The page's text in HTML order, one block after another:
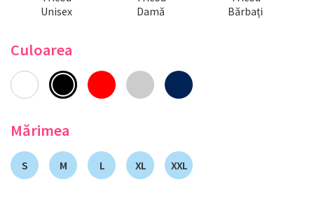
Unisex
Damă
Bărbați
Culoarea
Mărimea
S M L XL XXL